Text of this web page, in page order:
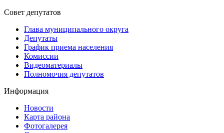
Совет депутатов
Глава муниципального округа
Депутаты
График приема населения
Комиссии
Видеоматериалы
Полномочия депутатов
Информация
Новости
Карта района
Фотогалерея